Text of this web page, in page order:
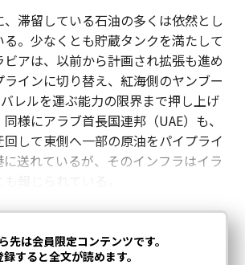
滞留している石油の多くは依然とし
。少なくとも貯蔵タンクを満たして
アは、以前から計画され拡張も進め
インに切り替え、紅海側のヤンブー
レルを運ぶ能力の限界まで押し上げ
様にアラブ首長国連邦（UAE）も、
して東側へ一部の原油をパイプライ
送れているが、そのインフラはイラ